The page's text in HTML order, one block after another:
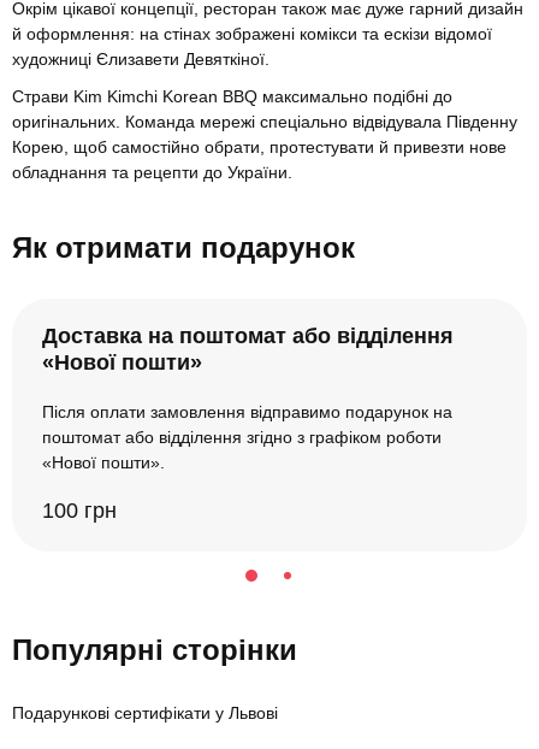
Окрім цікавої концепції, ресторан також має дуже гарний дизайн
й оформлення: на стінах зображені комікси та ескізи відомої
художниці Єлизавети Девяткіної.
Страви Kim Kimchi Korean BBQ максимально подібні до
оригінальних. Команда мережі спеціально відвідувала Південну
Корею, щоб самостійно обрати, протестувати й привезти нове
обладнання та рецепти до України.
Як отримати подарунок
Доставка на поштомат або відділення
«Нової пошти»
Після оплати замовлення відправимо подарунок на
поштомат або відділення згідно з графіком роботи
«Нової пошти».
100 грн
Популярні сторінки
Подарункові сертифікати у Львові